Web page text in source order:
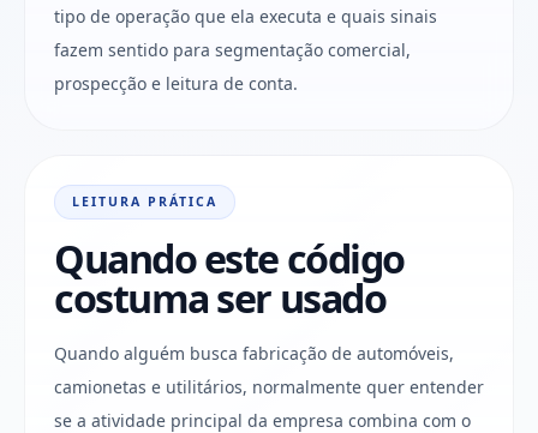
tipo de operação que ela executa e quais sinais
fazem sentido para segmentação comercial,
prospecção e leitura de conta.
LEITURA PRÁTICA
Quando este código
costuma ser usado
Quando alguém busca fabricação de automóveis,
camionetas e utilitários, normalmente quer entender
se a atividade principal da empresa combina com o